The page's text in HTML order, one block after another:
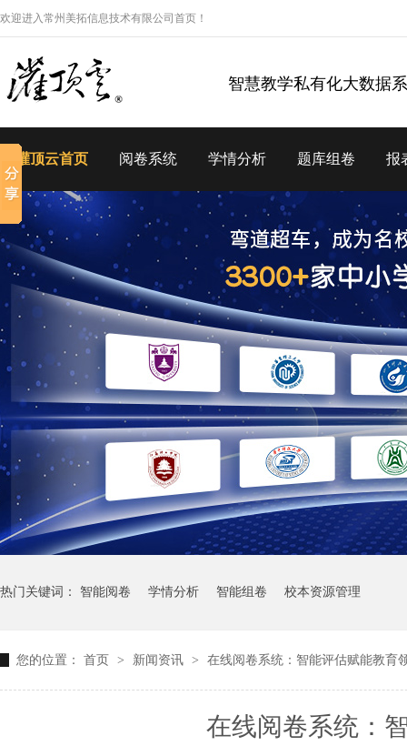
欢迎进入常州美拓信息技术有限公司首页！
智慧教学私有化大数据
灌顶云首页 阅卷系统 学情分析 题库组卷 报
热门关键词： 智能阅卷 学情分析 智能组卷 校本资源管理
您的位置： 首页 > 新闻资讯 > 在线阅卷系统：智能评估赋能教育
在线阅卷系统：